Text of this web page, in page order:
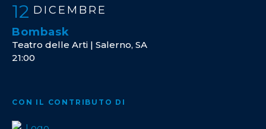
12 DICEMBRE
Bombask
Teatro delle Arti | Salerno, SA
21:00
CON IL CONTRIBUTO DI